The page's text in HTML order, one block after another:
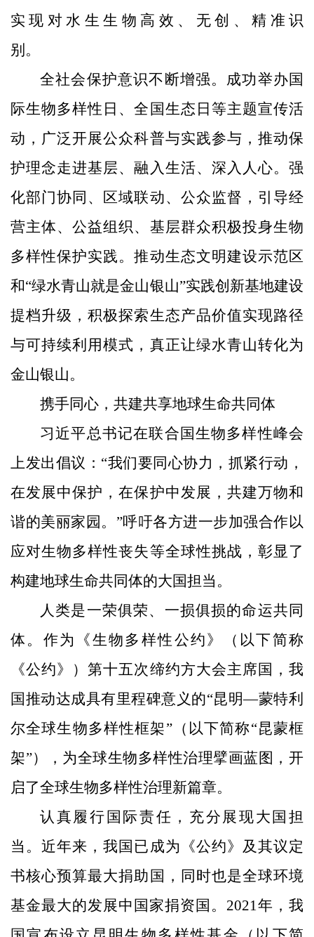
实现对水生生物高效、无创、精准识
别。
全社会保护意识不断增强。成功举办国
际生物多样性日、全国生态日等主题宣传活
动，广泛开展公众科普与实践参与，推动保
护理念走进基层、融入生活、深入人心。强
化部门协同、区域联动、公众监督，引导经
营主体、公益组织、基层群众积极投身生物
多样性保护实践。推动生态文明建设示范区
和“绿水青山就是金山银山”实践创新基地建设
提档升级，积极探索生态产品价值实现路径
与可持续利用模式，真正让绿水青山转化为
金山银山。
携手同心，共建共享地球生命共同体
习近平总书记在联合国生物多样性峰会
上发出倡议：“我们要同心协力，抓紧行动，
在发展中保护，在保护中发展，共建万物和
谐的美丽家园。”呼吁各方进一步加强合作以
应对生物多样性丧失等全球性挑战，彰显了
构建地球生命共同体的大国担当。
人类是一荣俱荣、一损俱损的命运共同
体。作为《生物多样性公约》（以下简称
《公约》）第十五次缔约方大会主席国，我
国推动达成具有里程碑意义的“昆明—蒙特利
尔全球生物多样性框架”（以下简称“昆蒙框
架”），为全球生物多样性治理擘画蓝图，开
启了全球生物多样性治理新篇章。
认真履行国际责任，充分展现大国担
当。近年来，我国已成为《公约》及其议定
书核心预算最大捐助国，同时也是全球环境
基金最大的发展中国家捐资国。2021年，我